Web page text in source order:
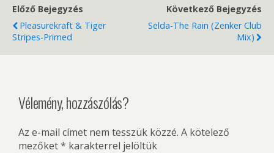
Előző Bejegyzés
Pleasurekraft & Tiger
Stripes-Primed
Következő Bejegyzés
Selda-The Rain (Zenker Club
Mix)
Vélemény, hozzászólás?
Az e-mail címet nem tesszük közzé. A kötelező
mezőket* karakterrel jelöltük